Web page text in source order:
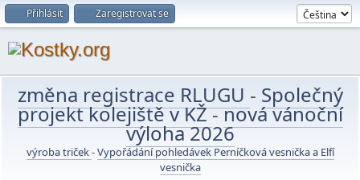
Přihlásit Zaregistrovat se
změna registrace RLUGU - Společný
projekt kolejiště v KŽ-nová vánoční
výloha 2026
výroba triček-Vypořádání pohledávek Perníčková vesnička a Elfí
vesnička